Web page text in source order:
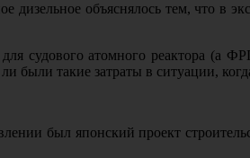
дизельное объяснялось тем, что
судового атомного реактора (а
были такие затраты в ситуации,
был японский проект